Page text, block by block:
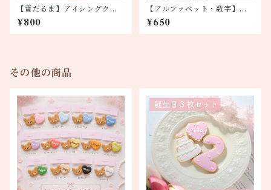
【雪だるま】アイシングクッ
キー
¥800
【アルファベット・数字】ク
ッキー(ドリップ)
¥650
その他の商品